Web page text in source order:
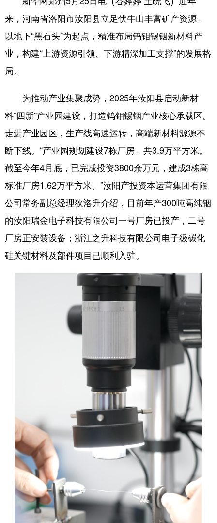
English Español Français
عربى Русский язык
한국어 Deutsch
来，河南省洛阳市汝阳县立足伏牛山丰富矿产资源，
以地下“黑石头”为起点，精准布局钨钼锡铟新材料产
业，构建“上游资源引领、下游精深加工支撑”的发展格
局。
为推动产业集聚成势，2025年汝阳县启动新材
料“四新”产业园建设，打造钨钼锡铟产业核心承载区。
走进产业园区，生产线高速运转，高端新材料源源不
断下线。“产业园规划建设7栋厂房，共3.9万平方米。
截至今年4月底，已完成投资3800余万元，建成3栋高
标准厂房1.62万平方米。”汝阳产投资本运营集团有限
公司常务副总经理狄洛升介绍，目前年产300吨高纯铟
的汝阳瑞金电子科技有限公司一号厂房已投产，二号
厂房正安装设备；浙江之升科技有限公司电子级碳化
硅关键材料及部件项目已顺利入驻。